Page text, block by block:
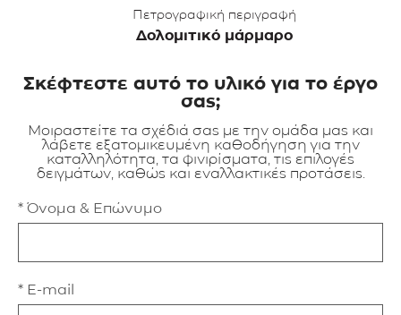
Πετρογραφική περιγραφή
Δολομιτικό μάρμαρο
Σκέφτεστε αυτό το υλικό για το έργο
σας;
Μοιραστείτε τα σχέδιά σας με την ομάδα μας και
λάβετε εξατομικευμένη καθοδήγηση για την
καταλληλότητα, τα φινιρίσματα, τις επιλογές
δειγμάτων, καθώς και εναλλακτικές προτάσεις.
* Όνομα & Επώνυμο
* E-mail